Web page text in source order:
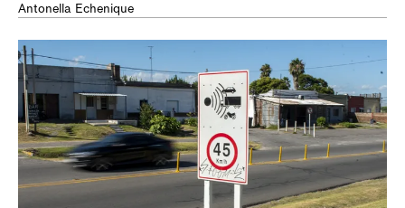
Antonella Echenique